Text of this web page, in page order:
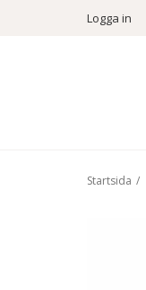
Logga in
Startsida /